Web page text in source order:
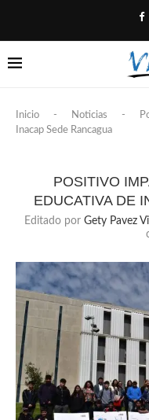
Inicio - Noticias -
Inacap Sede Rancagua
POSITIVO
EDUCATIVA DE
Editado por Gety Pavez